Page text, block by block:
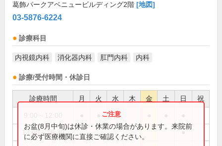
葛飾パークアベニュービルディング2階 [地図]
03-5876-6224
診療科目
内視鏡内科 消化器内科 肛門内科 内科
診療/受付時間・休診日
診療時間 月 火 水 木 金 土 日 祝
●
13:00～16:30 ●
お盆(8月中旬)は休診・休業の場合があります。来院前
に必ず医療機関に直接ご確認ください。